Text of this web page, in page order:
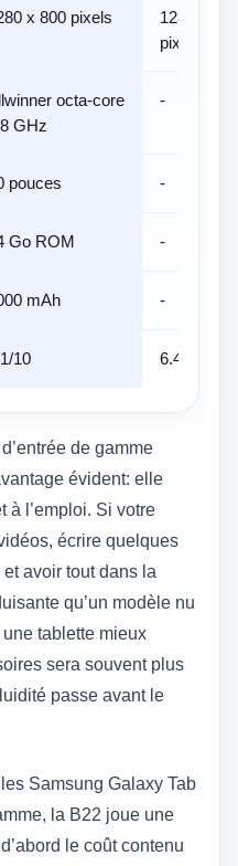
x 800 pixels
1280 ×
pixels
octa-core
GHz
-
pouces -
Go ROM -
mAh -
10 6.4/10
de gamme
évident: elle
à l’emploi. Si votre
écrire quelques
avoir tout dans la
qu’un modèle nu
tablette mieux
sera souvent plus
passe avant le
Samsung Galaxy Tab
la B22 joue une
le coût contenu